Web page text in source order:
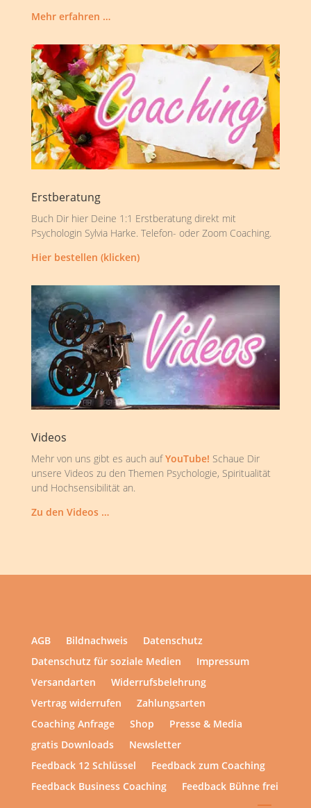
Mehr erfahren …
Erstberatung
Buch Dir hier Deine 1:1 Erstberatung direkt mit
Psychologin Sylvia Harke. Telefon- oder Zoom Coaching.
Hier bestellen (klicken)
Videos
Mehr von uns gibt es auch aufYouTube! Schaue Dir
unsere Videos zu den Themen Psychologie, Spiritualität
und Hochsensibilität an.
Zu den Videos …
AGB Bildnachweis
Datenschutz
Datenschutz für soziale Medien
Impressum
Versandarten
Widerrufsbelehrung
Vertrag widerrufen
Zahlungsarten
Coaching Anfrage
Shop
Presse & Media
gratis Downloads
Newsletter
Feedback 12 Schlüssel
Feedback zum Coaching
Feedback Business Coaching
Feedback Bühne frei